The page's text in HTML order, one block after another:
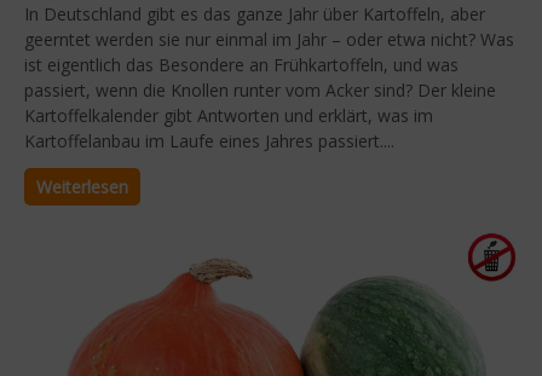
In Deutschland gibt es das ganze Jahr über Kartoffeln, aber
geerntet werden sie nur einmal im Jahr – oder etwa nicht? Was
ist eigentlich das Besondere an Frühkartoffeln, und was
passiert, wenn die Knollen runter vom Acker sind? Der kleine
Kartoffelkalender gibt Antworten und erklärt, was im
Kartoffelanbau im Laufe eines Jahres passiert....
Weiterlesen